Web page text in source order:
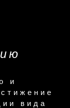
и
вида